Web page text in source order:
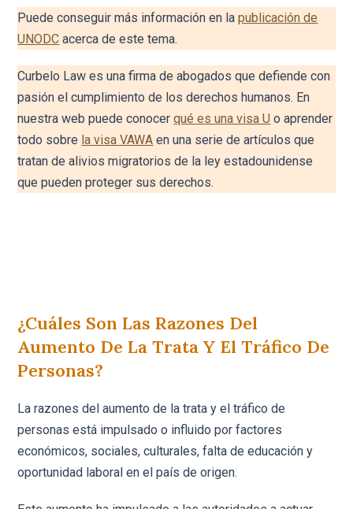
Puede conseguir más información en lapublicación de
UNODC acerca de este tema.
Curbelo Law es una firma de abogados que defiende con
pasión el cumplimiento de los derechos humanos. En
nuestra web puede conocerqué es una visa U o aprender
todo sobre la visa VAWA en una serie de artículos que
tratan de alivios migratorios de la ley estadounidense
que pueden proteger sus derechos.
¿Cuáles Son Las Razones Del
Aumento De La Trata Y El Tráfico De
Personas?
La razones del aumento de la trata y el tráfico de
personas está impulsado o influido por factores
económicos, sociales, culturales, falta de educación y
oportunidad laboral en el país de origen.